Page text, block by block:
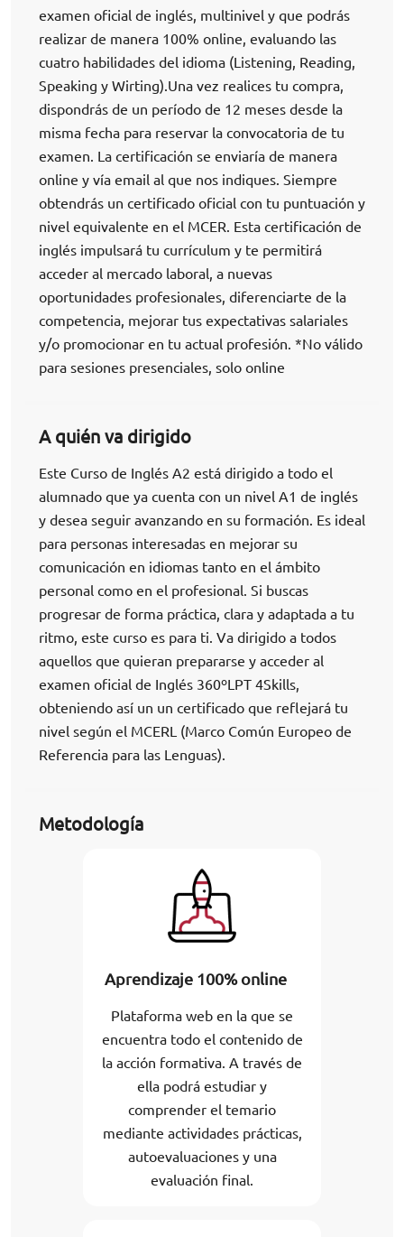
examen oficial de inglés, multinivel y que podrás
realizar de manera 100% online, evaluando las
cuatro habilidades del idioma (Listening, Reading,
Speaking y Wirting).Una vez realices tu compra,
dispondrás de un período de 12 meses desde la
misma fecha para reservar la convocatoria de tu
examen. La certificación se enviaría de manera
online y vía email al que nos indiques. Siempre
obtendrás un certificado oficial con tu puntuación y
nivel equivalente en el MCER. Esta certificación de
inglés impulsará tu currículum y te permitirá
acceder al mercado laboral, a nuevas
oportunidades profesionales, diferenciarte de la
competencia, mejorar tus expectativas salariales
y/o promocionar en tu actual profesión. *No válido
para sesiones presenciales, solo online
A quién va dirigido
Este Curso de Inglés A2 está dirigido a todo el
alumnado que ya cuenta con un nivel A1 de inglés
y desea seguir avanzando en su formación. Es ideal
para personas interesadas en mejorar su
comunicación en idiomas tanto en el ámbito
personal como en el profesional. Si buscas
progresar de forma práctica, clara y adaptada a tu
ritmo, este curso es para ti. Va dirigido a todos
aquellos que quieran prepararse y acceder al
examen oficial de Inglés 360ºLPT 4Skills,
obteniendo así un un certificado que reflejará tu
nivel según el MCERL (Marco Común Europeo de
Referencia para las Lenguas).
Metodología
Aprendizaje 100% online
Plataforma web en la que se
encuentra todo el contenido de
la acción formativa. A través de
ella podrá estudiar y
comprender el temario
mediante actividades prácticas,
autoevaluaciones y una
evaluación final.